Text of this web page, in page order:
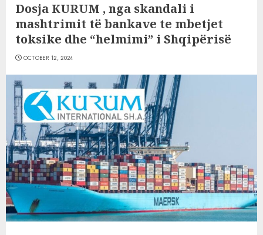
Dosja KURUM , nga skandali i
mashtrimit të bankave te mbetjet
toksike dhe “helmimi” i Shqipërisë
OCTOBER 12, 2024